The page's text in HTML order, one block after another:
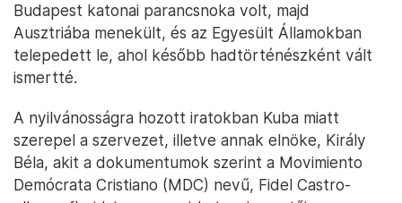
Budapest katonai parancsnoka volt, majd
Ausztriába menekült, és az Egyesült Államokban
telepedett le, ahol később hadtörténészként vált
ismertté.
A nyilvánosságra hozott iratokban Kuba miatt
szerepel a szervezet, illetve annak elnöke, Király
Béla, akit a dokumentumok szerint a Movimiento
Demócrata Cristiano (MDC) nevű, Fidel Castro-